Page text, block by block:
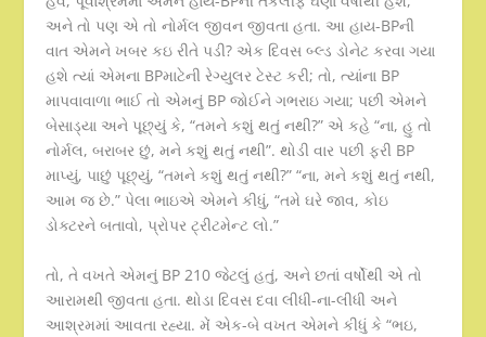
અને તો પણ એ તો નોર્મલ જીવન જીવતા હતા. આ હાય-BPની
વાત એમને ખબર કઇ રીતે પડી? એક દિવસ બ્લ્ડ ડોનેટ કરવા ગયા
હશે ત્યાં એમના BPમાટેની રેગ્યુલર ટેસ્ટ કરી; તો, ત્યાંના BP
માપવાવાળા ભાઈ તો એમનું BP જોઈને ગભરાઇ ગયા; પછી એમને
બેસાડ્યા અને પૂછ્યું કે, “તમને કશું થતું નથી?” એ કહે “ના, હુ તો
નોર્મલ, બરાબર છું, મને કશું થતું નથી”. થોડી વાર પછી ફરી BP
માપ્યું, પાછું પૂછ્યું, “તમને કશું થતું નથી?” “ના, મને કશું થતું નથી,
આમ જ છે.” પેલા ભાઇએ એમને કીધું, “તમે ઘરે જાવ, કોઇ
ડોક્ટરને બતાવો, પ્રોપર ટ્રીટમેન્ટ લો.”
તો, તે વખતે એમનું BP 210 જેટલું હતું, અને છતાં વર્ષોથી એ તો
આરામથી જીવતા હતા. થોડા દિવસ દવા લીધી-ના-લીધી અને
આશ્રમમાં આવતા રહ્યા. મેં એક-બે વખત એમને કીધું કે “ભઇ,